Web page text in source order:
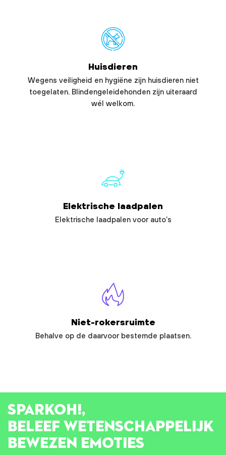
Huisdieren
Wegens veiligheid en hygiëne zijn huisdieren niet
toegelaten. Blindengeleidehonden zijn uiteraard
wél welkom.
Elektrische laadpalen
Elektrische laadpalen voor auto’s
Niet-rokersruimte
Behalve op de daarvoor bestemde plaatsen.
SPARKOH!,
BELEEF WETENSCHAPPELIJK
BEWEZEN EMOTIES